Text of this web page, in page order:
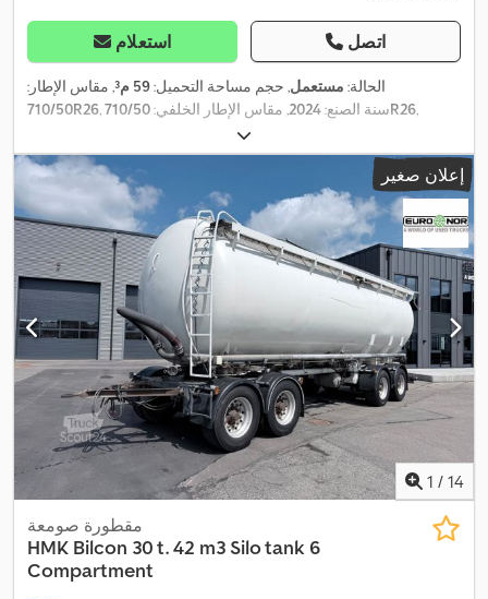
استعلام اتصل
الحالة: مستعمل, حجم مساحة التحميل:59 م³
, مقاس الإطار:
710/50R26
, سنة الصنع:2024, مقاس الإطار الخلفي: 710/50R26,
إعلان صغير
1 / 14
مقطورة صومعة
HMK Bilcon 30 t. 42 m3 Silo tank 6
Compartment